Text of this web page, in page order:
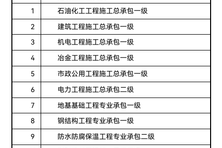
1
石油化工工程施工总承包一级
2
建筑工程施工总承包一级
3
机电工程施工总承包一级
4
冶金工程施工总承包一级
5
市政公用工程施工总承包一级
6
电力工程施工总承包二级
7
地基基础工程专业承包一级
8
钢结构工程专业承包一级
9
防水防腐保温工程专业承包二级